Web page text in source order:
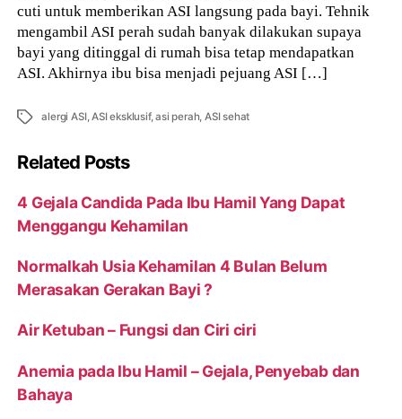
cuti untuk memberikan ASI langsung pada bayi. Tehnik
mengambil ASI perah sudah banyak dilakukan supaya
bayi yang ditinggal di rumah bisa tetap mendapatkan
ASI. Akhirnya ibu bisa menjadi pejuang ASI […]
Tags alergi ASI,ASI eksklusif,asi perah,ASI sehat
Related Posts
4 Gejala Candida Pada Ibu Hamil Yang Dapat
Menggangu Kehamilan
Normalkah Usia Kehamilan 4 Bulan Belum
Merasakan Gerakan Bayi ?
Air Ketuban – Fungsi dan Ciri ciri
Anemia pada Ibu Hamil – Gejala, Penyebab dan
Bahaya